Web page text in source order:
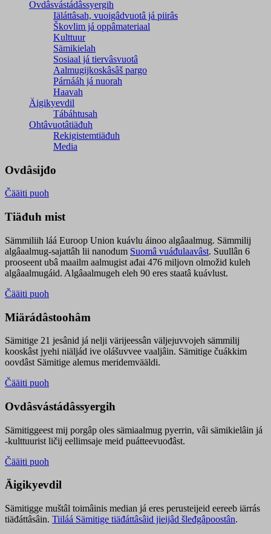
Ovdâsvástádâssyergih
Iäláttâsah, vuoigâdvuotâ já piirâs
Škovlim já oppâmateriaal
Kulttuur
Sämikielah
Sosiaal já tiervâsvuotâ
Aalmugijkoskâsâš pargo
Párnááh já nuorah
Haavah
Äigikyevdil
Tábáhtusah
Ohtâvuotâtiäđuh
Rekigistemtiäđuh
Media
Ovdâsijđo
Čääiti puoh
Tiäđuh mist
Sämmiliih láá Euroop Union kuávlu áinoo algâaalmug. Sämmilij
algâaalmug-sajattâh lii nanodum Suomâ vuáđulaavâst. Suullân 6
prooseent ubâ maailm aalmugist ađai 476 miljovn olmožid kuleh
algâaalmugáid. Algâaalmugeh eleh 90 eres staatâ kuávlust.
Čääiti puoh
Miärádâstoohâm
Sämitige 21 jesânid já nelji värijeessân väljejuvvojeh sämmilij
kooskâst jyehi niäljád ive olášuvvee vaaljâin. Sämitige čuákkim
oovdâst Sämitige alemus meridemvääldi.
Čääiti puoh
Ovdâsvástádâssyergih
Sämitiggeest mij porgâp oles sämiaalmug pyerrin, vâi sämikielâin já
-kulttuurist ličij eellimsaje meid puátteevuođâst.
Čääiti puoh
Äigikyevdil
Sämitigge muštâl toimâinis median já eres perusteijeid eereeb iärrás
tiäđáttâsâin. Tiiláá Sämitige tiäđáttâsâid jieijâd šleđgâpoostân.